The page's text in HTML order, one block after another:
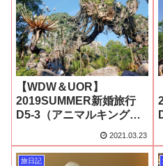
【WDW＆UOR】
2019SUMMER新婚旅行
D5-3（アニマルキングダ
2021.03.23
旅日記